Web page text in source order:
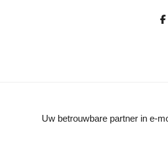
D
Uw betrouwbare partner in e-